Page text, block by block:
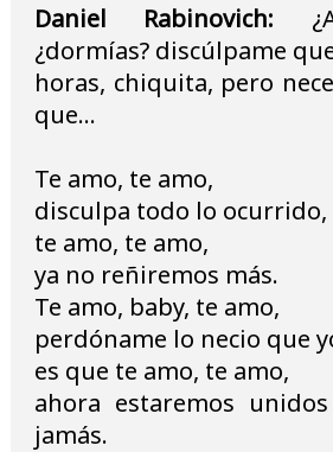
Daniel Rabinovich:
¿dormías? discúlpame
horas, chiquita, pero
que...
Te amo, te amo,
disculpa todo lo ocurrido,
te amo, te amo,
ya no reñiremos más.
Te amo, baby, te amo,
perdóname lo necio que
es que te amo, te amo,
ahora estaremos
jamás.